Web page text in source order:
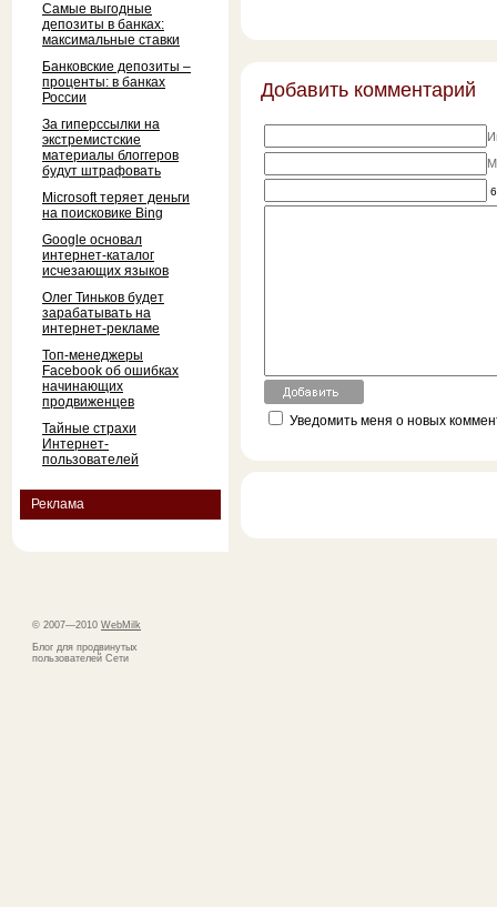
Самые выгодные
депозиты в банках:
максимальные ставки
Банковские депозиты –
проценты: в банках
России
За гиперссылки на
экстремистские
материалы блоггеров
будут штрафовать
Microsoft теряет деньги
на поисковике Bing
Google основал
интернет-каталог
исчезающих языков
Олег Тиньков будет
зарабатывать на
интернет-рекламе
Топ-менеджеры
Facebook об ошибках
начинающих
продвиженцев
Тайные страхи
Интернет-
пользователей
Реклама
© 2007—2010 WebMilk
Блог для продвинутых
пользователей Сети
Добавить комментарий
Уведомить меня о новых